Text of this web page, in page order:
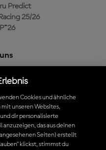
Predict
25/26
Cookies und ähnliche
unseren Websites,
dir personalisierte
anzuzeigen, das aus deinen
Seiten) erstellt
klickst, stimmst du